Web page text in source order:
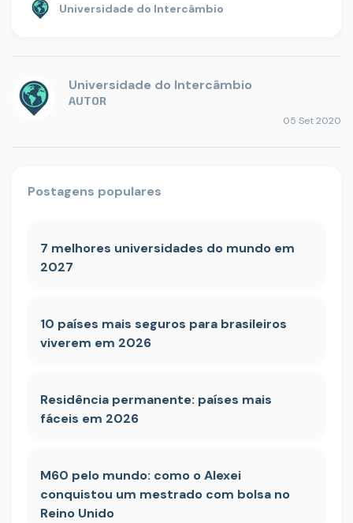
Universidade do Intercâmbio
Universidade do Intercâmbio
AUTOR
05 Set 2020
Postagens populares
7 melhores universidades do mundo em
2027
10 países mais seguros para brasileiros
viverem em 2026
Residência permanente: países mais
fáceis em 2026
M60 pelo mundo: como o Alexei
conquistou um mestrado com bolsa no
Reino Unido